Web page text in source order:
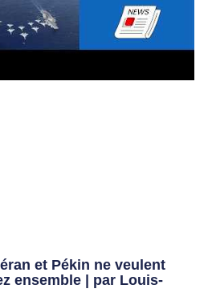
et Pékin ne veulent
ensemble | par Louis-